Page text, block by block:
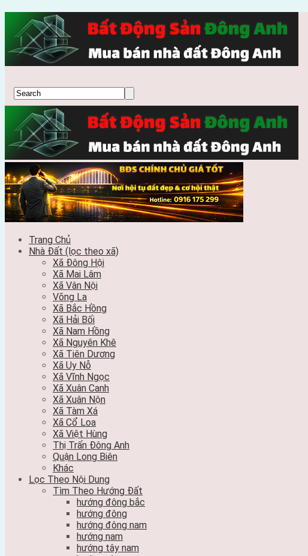
Trang Chủ
Nhà Đất (lọc theo xã)
Xã Đông Hội
Xã Mai Lâm
Xã Vân Nội
Võng La
Xã Bắc Hồng
Xã Hải Bối
Xã Nam Hồng
Xã Nguyên Khê
Xã Tiên Dương
Xã Uy Nỗ
Xã Vĩnh Ngọc
Xã Xuân Canh
Xã Xuân Nộn
Xã Tàm Xá
Xã Cổ Loa
Xã Việt Hùng
Thị Trấn Đông Anh
Quận Long Biên
Khác
Lọc Theo Nội Dung
Tìm Theo Hướng Đất
hướng đông bắc
hướng đông
hướng đông nam
hướng nam
hướng tây nam